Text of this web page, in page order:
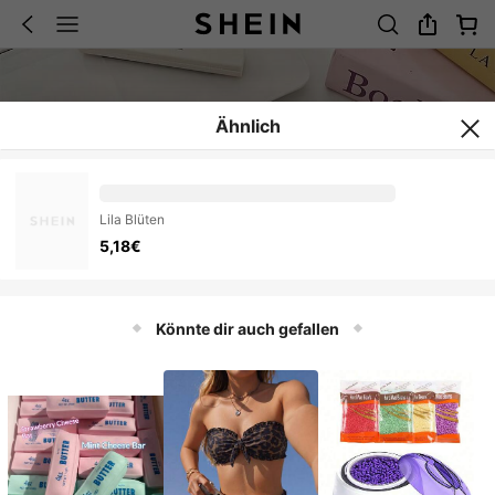
Ähnlich
Lila Blüten
5,18€
Könnte dir auch gefallen